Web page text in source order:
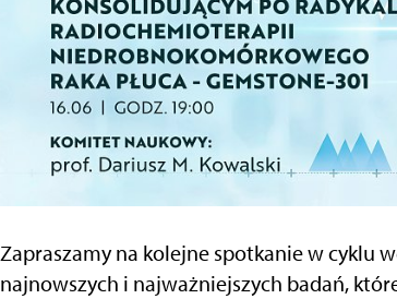
Zapraszamy na kolejne spotkanie w cyklu
najnowszych i najważniejszych badań,